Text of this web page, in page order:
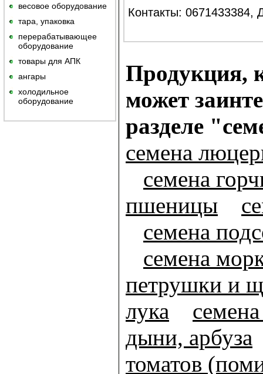
весовое оборудование
тара, упаковка
перерабатывающее
оборудование
товары для АПК
ангары
холодильное
оборудование
Контакты: 0671433384,
Продукция,
может
разделе
семена
семена
пшеницы
семена
семена
петрушки и
лука
дыни, арбуза
томатов